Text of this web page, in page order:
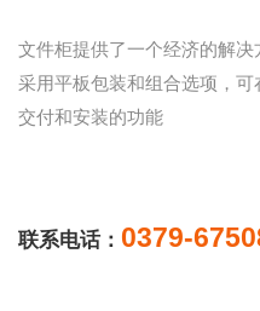
文件柜提供了一个经济的解
采用平板包装和组合选项，可
交付和安装的功能
联系电话： 0379-